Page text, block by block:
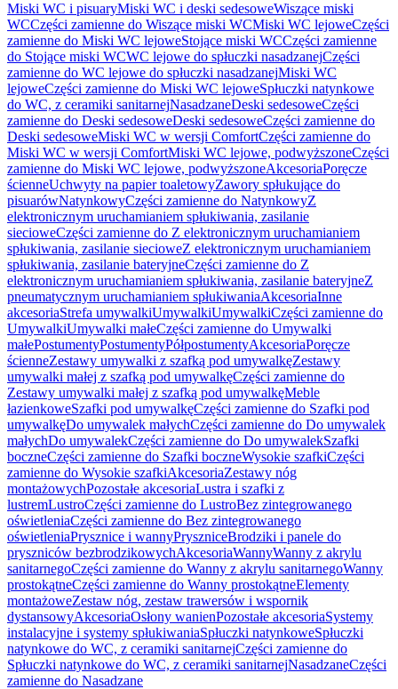
Miski WC i pisuaryMiski WC i deski sedesoweWiszące miski
WCCzęści zamienne do Wiszące miski WCMiski WC lejoweCzęści
zamienne do Miski WC lejoweStojące miski WCCzęści zamienne
do Stojące miski WCWC lejowe do spłuczki nasadzanejCzęści
zamienne do WC lejowe do spłuczki nasadzanejMiski WC
lejoweCzęści zamienne do Miski WC lejoweSpłuczki natynkowe
do WC, z ceramiki sanitarnejNasadzaneDeski sedesoweCzęści
zamienne do Deski sedesoweDeski sedesoweCzęści zamienne do
Deski sedesoweMiski WC w wersji ComfortCzęści zamienne do
Miski WC w wersji ComfortMiski WC lejowe, podwyższoneCzęści
zamienne do Miski WC lejowe, podwyższoneAkcesoriaPoręcze
ścienneUchwyty na papier toaletowyZawory spłukujące do
pisuarówNatynkowyCzęści zamienne do NatynkowyZ
elektronicznym uruchamianiem spłukiwania, zasilanie
siecioweCzęści zamienne do Z elektronicznym uruchamianiem
spłukiwania, zasilanie siecioweZ elektronicznym uruchamianiem
spłukiwania, zasilanie bateryjneCzęści zamienne do Z
elektronicznym uruchamianiem spłukiwania, zasilanie bateryjneZ
pneumatycznym uruchamianiem spłukiwaniaAkcesoriaInne
akcesoriaStrefa umywalkiUmywalkiUmywalkiCzęści zamienne do
UmywalkiUmywalki małeCzęści zamienne do Umywalki
małePostumentyPostumentyPółpostumentyAkcesoriaPoręcze
ścienneZestawy umywalki z szafką pod umywalkęZestawy
umywalki małej z szafką pod umywalkęCzęści zamienne do
Zestawy umywalki małej z szafką pod umywalkęMeble
łazienkoweSzafki pod umywalkęCzęści zamienne do Szafki pod
umywalkęDo umywalek małychCzęści zamienne do Do umywalek
małychDo umywalekCzęści zamienne do Do umywalekSzafki
boczneCzęści zamienne do Szafki boczneWysokie szafkiCzęści
zamienne do Wysokie szafkiAkcesoriaZestawy nóg
montażowychPozostałe akcesoriaLustra i szafki z
lustremLustroCzęści zamienne do LustroBez zintegrowanego
oświetleniaCzęści zamienne do Bez zintegrowanego
oświetleniaPrysznice i wannyPryszniceBrodziki i panele do
pryszniców bezbrodzikowychAkcesoriaWannyWanny z akrylu
sanitarnegoCzęści zamienne do Wanny z akrylu sanitarnegoWanny
prostokątneCzęści zamienne do Wanny prostokątneElementy
montażoweZestaw nóg, zestaw trawersów i wspornik
dystansowyAkcesoriaOsłony wanienPozostałe akcesoriaSystemy
instalacyjne i systemy spłukiwaniaSpłuczki natynkoweSpłuczki
natynkowe do WC, z ceramiki sanitarnejCzęści zamienne do
Spłuczki natynkowe do WC, z ceramiki sanitarnejNasadzaneCzęści
zamienne do Nasadzane